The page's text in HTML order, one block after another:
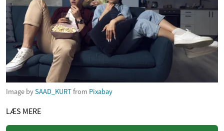
Image bySAAD_KURTfrom Pixabay
LÆS MERE